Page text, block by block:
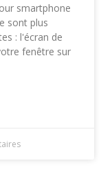
smartphone
sont plus
: l'écran de
fenêtre sur